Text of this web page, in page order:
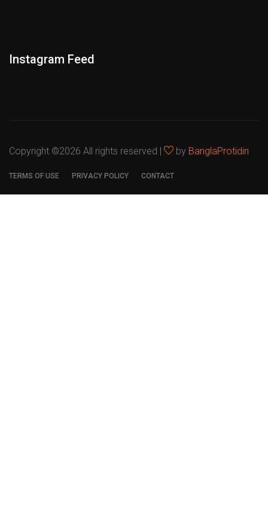
Instagram Feed
Copyright ©2026 All rights reserved | by BanglaProtidin
TERMS OF USE PRIVACY POLICY CONTACT